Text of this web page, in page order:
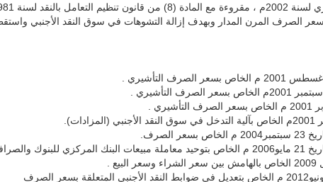
سعر الصرف المرن المدار وبهدف إزالة التشوهات في سوق النقد الأجنبي